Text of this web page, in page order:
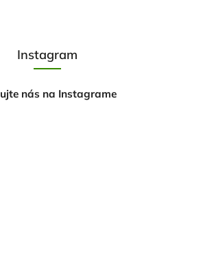
Instagram
nás na Instagrame